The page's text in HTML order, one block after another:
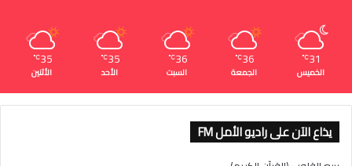
31
℃
الخميس
36
℃
الجمعة
36
℃
السبت
35
℃
الأحد
35
℃
الأثنين
يذاع الآن على راديو الأمل FM